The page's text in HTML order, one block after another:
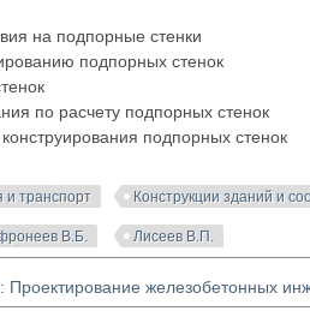
на подпорные стенки
подпорных стенок
по расчету подпорных стенок
подпорных стенок
транспорт Конструкции зданий и
В.Б. Лисеев В.П.
Проектирование железобетонных